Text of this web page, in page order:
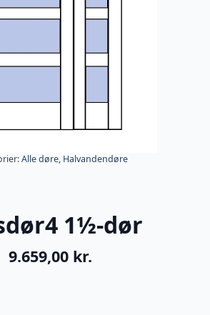
Alle døre, Halvandendøre
1½-dør
9.659,00 kr.